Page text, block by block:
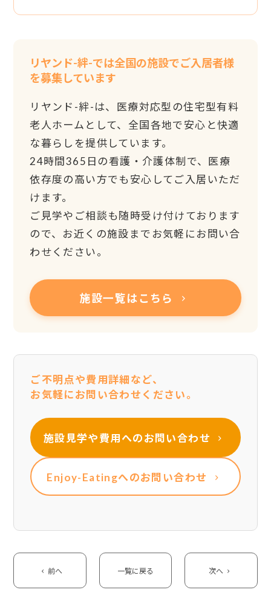
リヤンド-絆-では全国の施設でご入居者様
を募集しています
リヤンド-絆-は、医療対応型の住宅型有料
老人ホームとして、全国各地で安心と快適
な暮らしを提供しています。
24時間365日の看護・介護体制で、医療
依存度の高い方でも安心してご入居いただ
けます。
ご見学やご相談も随時受け付けております
ので、お近くの施設までお気軽にお問い合
わせください。
施設一覧はこちら
ご不明点や費用詳細など、
お気軽にお問い合わせください。
施設見学や費用へのお問い合わせ
Enjoy-Eatingへのお問い合わせ
前へ 次へ
一覧に戻る